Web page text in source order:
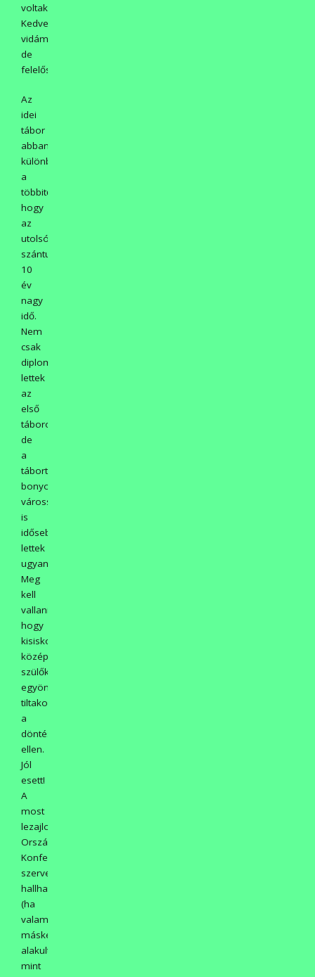
voltak!
Kedvesek,
vidámak,
de
felelősségteljesek!
Az
idei
tábor
abban
különbözött
a
többitől,
hogy
az
utolsónak
szántuk.
10
év
nagy
idő.
Nem
csak
diplomások
lettek
az
első
táborozóink,
de
a
tábort
bonyolító
városszépítők
is
idősebbek
lettek
ugyanannyival.
Meg
kell
vallani,
hogy
kisiskolás,
középiskolás,
szülők
egyöntetűen
tiltakoztak
a
döntés
ellen.
Jól
esett!
A
most
lezajlott
Országos
Konferencia
szervezőjétől
hallhattuk
(ha
valami
másként
alakult,
mint